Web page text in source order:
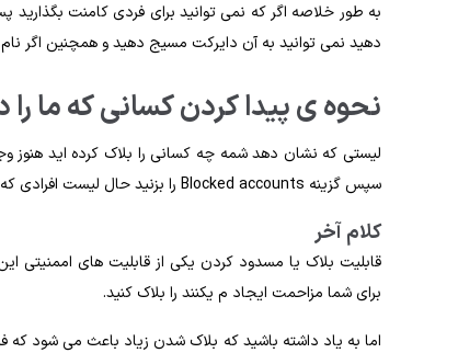
به طور خلاصه اگر که نمی توانید برای فردی کامنت بگذارید
دهید نمی توانید به آن دایرکت مسیج دهید و همچنین اگر
نحوه ی پیدا کردن کسانی که ما را
سپس گزینه Blocked accounts را بزنید حال لیست افرادی که شما آن را بلاک کرده اید به شما نمایش داده می شود.
کلام آخر
قابلیت بلاک یا مسدود کردن یکی از قابلیت های اممنیتی
برای شما مزاحمت ایجاد م یکنند را بلاک کنید.
اما به یاد داشته باشید که بلاک شدن زیاد باعث می شود که